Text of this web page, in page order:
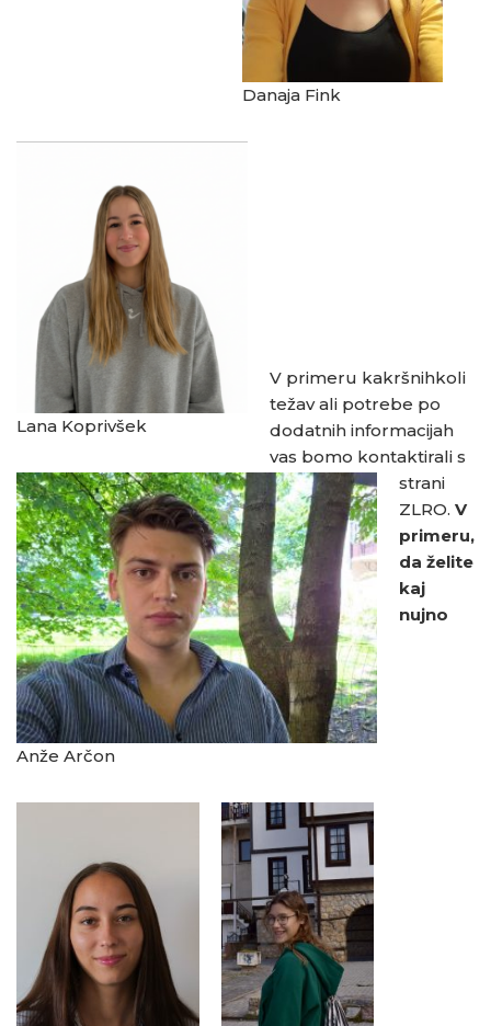
Danaja Fink
Lana Koprivšek
Anže Arčon
V primeru kakršnihkoli
težav ali potrebe po
dodatnih informacijah
vas bomo kontaktirali s
strani
ZLRO. V
primeru,
da želite
kaj
nujno